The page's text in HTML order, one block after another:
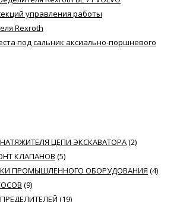
управления работы
Rexroth
под сальник аксиально-поршневого
ЦЕПИ ЭКСКАВАТОРА(2)
КЛАПАНОВ (5)
ПРОМЫШЛЕННОГО ОБОРУДОВАНИЯ (4)
(9)
(19)